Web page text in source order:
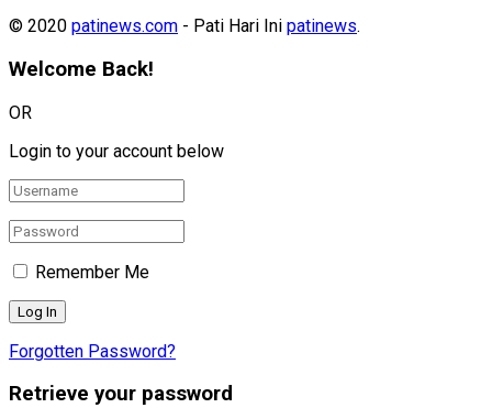
© 2020 patinews.com - Pati Hari Ini patinews.
Welcome Back!
OR
Login to your account below
Remember Me
Forgotten Password?
Retrieve your password